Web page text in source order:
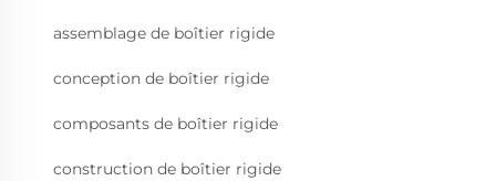
assemblage de boîtier rigide
conception de boîtier rigide
composants de boîtier rigide
construction de boîtier rigide